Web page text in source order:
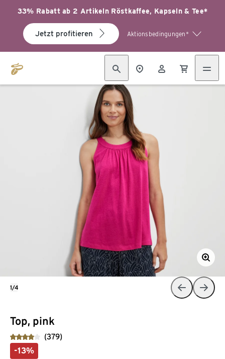
33% Rabatt ab 2 Artikeln Röstkaffee, Kapseln & Tee*
Jetzt profitieren Aktionsbedingungen*
Top, pink
(379)
-13%
1/4